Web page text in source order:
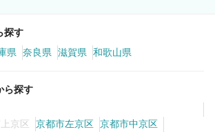
探す
県 奈良県 滋賀県 和歌山県
ら探す
京区 京都市左京区 京都市中京区